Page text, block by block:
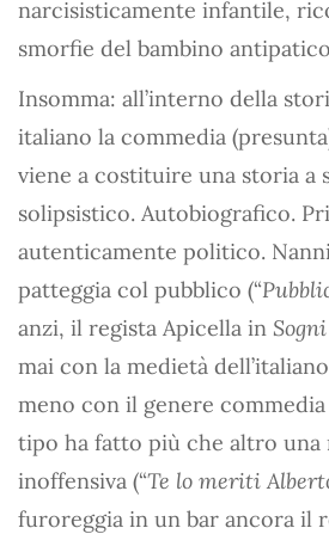
narcisisticamente infantile,
smorfie del bambino
Insomma: all’interno della
italiano la commedia
viene a costituire una storia a
solipsistico. Autobiografico.
autenticamente politico.
patteggia col pubblico (“
anzi, il regista Apicella in
mai con la medietà
meno con il genere commedia
tipo ha fatto più che altro una
inoffensiva (“Te lo meriti
furoreggia in un bar ancora il